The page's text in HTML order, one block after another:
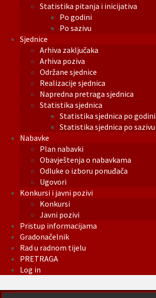
Statistika pitanja i inicijativa
Po godini
Po sazivu
Sjednice
Arhiva zaključaka
Arhiva poziva
Održane sjednice
Realizacije sjednica
Napredna pretraga sjednica
Statistika sjednica
Statistika sjednica po godini
Statistika sjednica po sazivu
Nabavke
Plan nabavki
Obavještenja o nabavkama
Odluke o izboru ponuđača
Ugovori
Konkursi i javni pozivi
Konkursi
Javni pozivi
Pristup informacijama
Gradonačelnik
Rad u radnom tijelu
PRETRAGA
Log in